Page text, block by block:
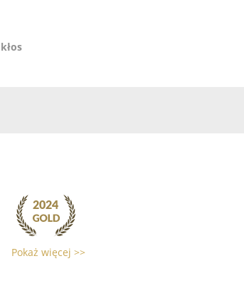
Pokaż więcej >>